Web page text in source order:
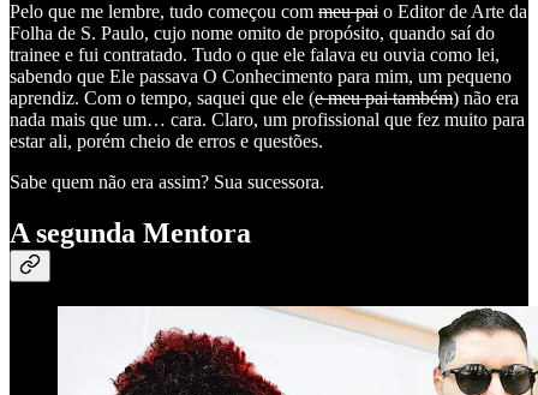
Pelo que me lembre, tudo começou com meu pai o Editor de Arte da
Folha de S. Paulo, cujo nome omito de propósito, quando saí do
trainee e fui contratado. Tudo o que ele falava eu ouvia como lei,
sabendo que Ele passava O Conhecimento para mim, um pequeno
aprendiz. Com o tempo, saquei que ele (e meu pai também) não era
nada mais que um… cara. Claro, um profissional que fez muito para
estar ali, porém cheio de erros e questões.
Sabe quem não era assim? Sua sucessora.
A segunda Mentora